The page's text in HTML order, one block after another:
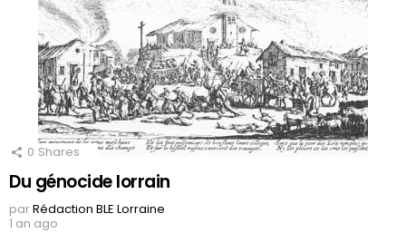
0 Shares
Du génocide lorrain
parRédaction BLE Lorraine
1 an ago